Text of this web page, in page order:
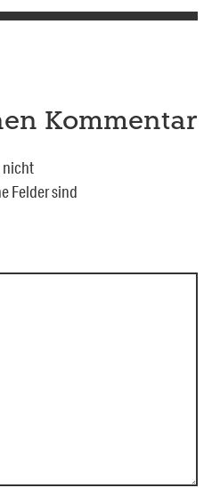
Kommentar
nicht
Felder sind